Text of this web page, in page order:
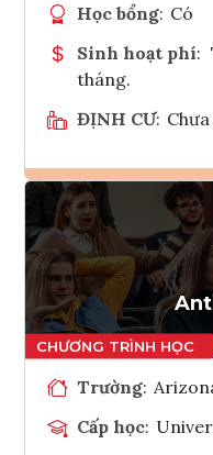
Học bổng: Có
Sinh hoạt phí:
tháng.
ĐỊNH CƯ:
Trường:
Cấp học: